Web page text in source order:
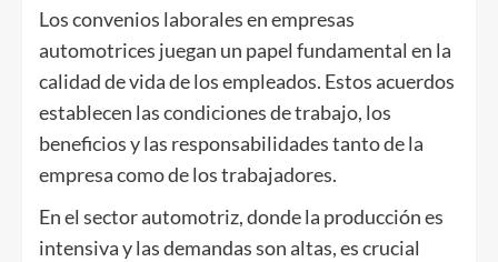
Los convenios laborales en empresas
automotrices juegan un papel fundamental en la
calidad de vida de los empleados. Estos acuerdos
establecen las condiciones de trabajo, los
beneficios y las responsabilidades tanto de la
empresa como de los trabajadores.
En el sector automotriz, donde la producción es
intensiva y las demandas son altas, es crucial